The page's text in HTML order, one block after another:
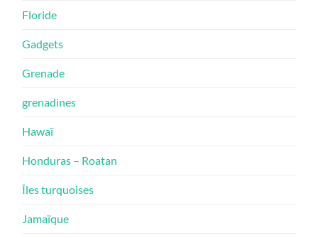
Floride
Gadgets
Grenade
grenadines
Hawaï
Honduras – Roatan
Îles turquoises
Jamaïque